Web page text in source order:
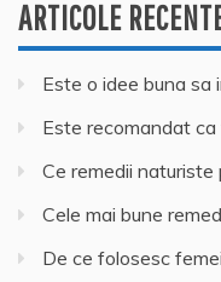
ARTICOLE
Este o idee buna sa
Este recomandat
Ce remedii
Cele mai bune
De ce folosesc